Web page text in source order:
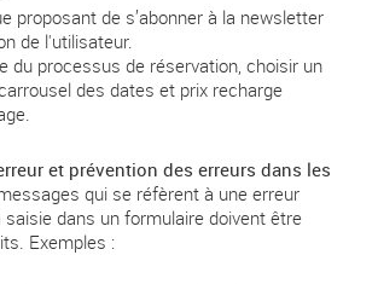
proposant de s’abonner à la newsletter
de l'utilisateur.
du processus de réservation, choisir un
des dates et prix recharge
et prévention des erreurs dans les
qui se réfèrent à une erreur
dans un formulaire doivent être
Exemples :